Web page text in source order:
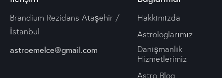
Brandium Rezidans Ataşehir /
İstanbul
astroemelce@gmail.com
Hakkımızda
Astrologlarımız
Danışmanlık
Hizmetlerimiz
Astro Blog